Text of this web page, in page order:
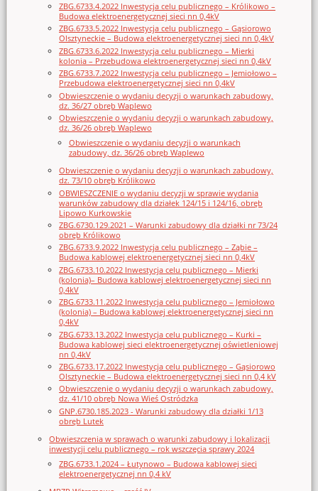
ZBG.6733.4.2022 Inwestycja celu publicznego – Królikowo –
Budowa elektroenergetycznej sieci nn 0,4kV
ZBG.6733.5.2022 Inwestycja celu publicznego – Gąsiorowo
Olsztyneckie – Budowa elektroenergetycznej sieci nn 0,4kV
ZBG.6733.6.2022 Inwestycja celu publicznego – Mierki
kolonia – Przebudowa elektroenergetycznej sieci nn 0,4kV
ZBG.6733.7.2022 Inwestycja celu publicznego – Jemiołowo –
Przebudowa elektroenergetycznej sieci nn 0,4kV
Obwieszczenie o wydaniu decyzji o warunkach zabudowy,
dz. 36/27 obręb Waplewo
Obwieszczenie o wydaniu decyzji o warunkach zabudowy,
dz. 36/26 obręb Waplewo
Obwieszczenie o wydaniu decyzji o warunkach
zabudowy, dz. 36/26 obręb Waplewo
Obwieszczenie o wydaniu decyzji o warunkach zabudowy,
dz. 73/10 obręb Królikowo
OBWIESZCZENIE o wydaniu decyzji w sprawie wydania
warunków zabudowy dla działek 124/15 i 124/16, obręb
Lipowo Kurkowskie
ZBG.6730.129.2021 – Warunki zabudowy dla działki nr 73/24
obręb Królikowo
ZBG.6733.9.2022 Inwestycja celu publicznego – Ząbie –
Budowa kablowej elektroenergetycznej sieci nn 0,4kV
ZBG.6733.10.2022 Inwestycja celu publicznego – Mierki
(kolonia)– Budowa kablowej elektroenergetycznej sieci nn
0,4kV
ZBG.6733.11.2022 Inwestycja celu publicznego – Jemiołowo
(kolonia) – Budowa kablowej elektroenergetycznej sieci nn
0,4kV
ZBG.6733.13.2022 Inwestycja celu publicznego – Kurki –
Budowa kablowej sieci elektroenergetycznej oświetleniowej
nn 0,4kV
ZBG.6733.17.2022 Inwestycja celu publicznego – Gąsiorowo
Olsztyneckie – Budowa elektroenergetycznej sieci nn 0,4 kV
Obwieszczenie o wydaniu decyzji o warunkach zabudowy,
dz. 41/10 obręb Nowa Wieś Ostródzka
GNP.6730.185.2023 - Warunki zabudowy dla działki 1/13
obręb Lutek
Obwieszczenia w sprawach o warunki zabudowy i lokalizacji
inwestycji celu publicznego – rok wszczęcia sprawy 2024
ZBG.6733.1.2024 – Łutynowo – Budowa kablowej sieci
elektroenergetycznej nn 0,4 kV